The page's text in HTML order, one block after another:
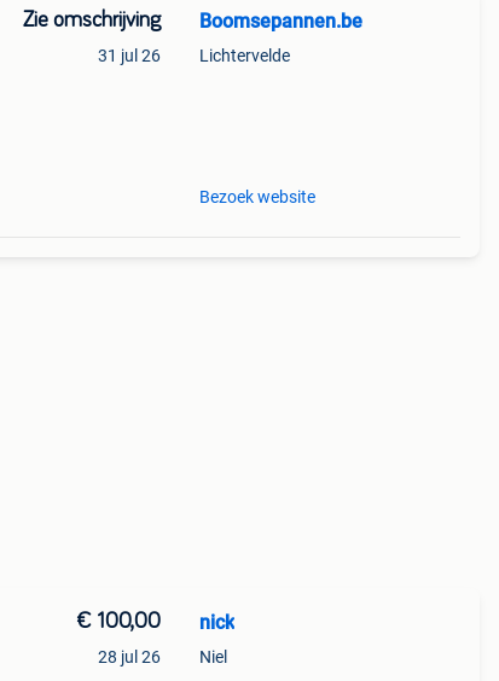
Zie omschrijving
31 jul 26
Boomsepannen.be
Lichtervelde
Bezoek website
€ 100,00
28 jul 26
nick
Niel